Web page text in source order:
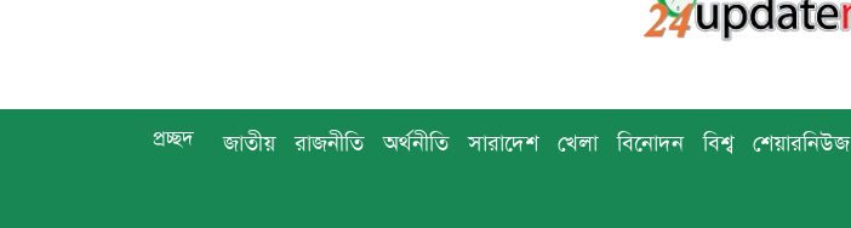
প্রচ্ছদ জাতীয় রাজনীতি অর্থনীতি সারাদেশ খেলা বিনোদন বিশ্ব শেয়ারনিউজ